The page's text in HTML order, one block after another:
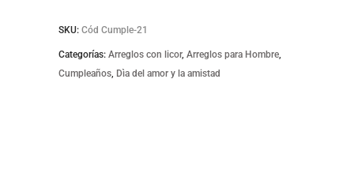
SKU: Cód Cumple-21
Categorías: Arreglos con licor, Arreglos para Hombre
Cumpleaños Dìa del amor y la amistad